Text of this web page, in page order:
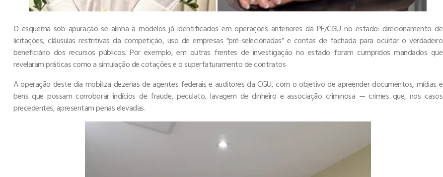
O esquema sob apuração se alinha a modelos já identificados em operações anteriores da PF/CGU no estado: direcionamento de
licitações, cláusulas restritivas da competição, uso de empresas “pré-selecionadas” e contas de fachada para ocultar o verdadeiro
beneficiário dos recursos públicos. Por exemplo, em outras frentes de investigação no estado foram cumpridos mandados que
revelaram práticas como a simulação de cotações e o superfaturamento de contratos
A operação deste dia mobiliza dezenas de agentes federais e auditores da CGU, com o objetivo de apreender documentos, mídias e
bens que possam corroborar indícios de fraude, peculato, lavagem de dinheiro e associação criminosa — crimes que, nos casos
precedentes, apresentam penas elevadas.